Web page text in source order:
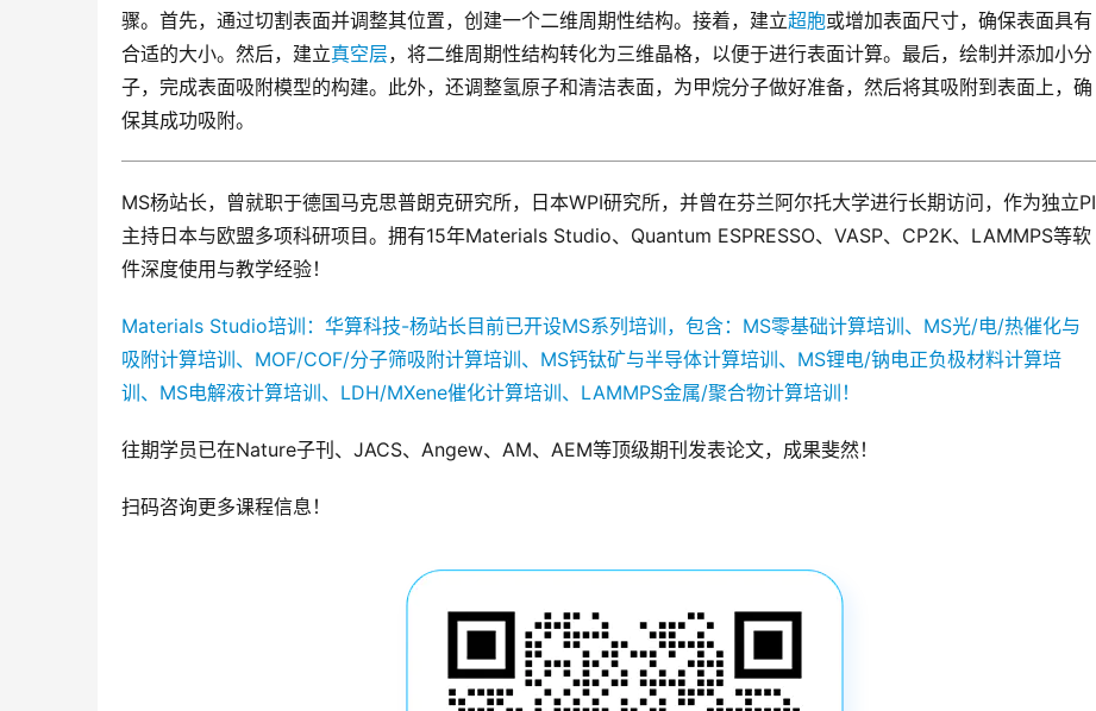
骤。首先，通过切割表面并调整其位置，创建一个二维周期性结构。接着，建立超胞或增加表面尺寸，确保表面具有
合适的大小。然后，建立真空层，将二维周期性结构转化为三维晶格，以便于进行表面计算。最后，绘制并添加小分
子，完成表面吸附模型的构建。此外，还调整氢原子和清洁表面，为甲烷分子做好准备，然后将其吸附到表面上，确
保其成功吸附。
MS杨站长，曾就职于德国马克思普朗克研究所，日本WPI研究所，并曾在芬兰阿尔托大学进行长期访问，作为独立PI
主持日本与欧盟多项科研项目。拥有15年Materials Studio、Quantum ESPRESSO、VASP、CP2K、LAMMPS等软
件深度使用与教学经验！
Materials Studio培训：华算科技-杨站长目前已开设MS系列培训，包含：MS零基础计算培训、MS光/电/热催化与
吸附计算培训、MOF/COF/分子筛吸附计算培训、MS钙钛矿与半导体计算培训、MS锂电/钠电正负极材料计算培
训、MS电解液计算培训、LDH/MXene催化计算培训、LAMMPS金属/聚合物计算培训！
往期学员已在Nature子刊、JACS、Angew、AM、AEM等顶级期刊发表论文，成果斐然！
扫码咨询更多课程信息！